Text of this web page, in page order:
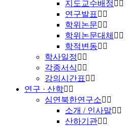
지도교수배정
연구발표
학위논문
학위논문대체
학적변동
학사일정
각종서식
강의시간표
연구 · 산학
심연북한연구소
소개 / 인사말
산하기관